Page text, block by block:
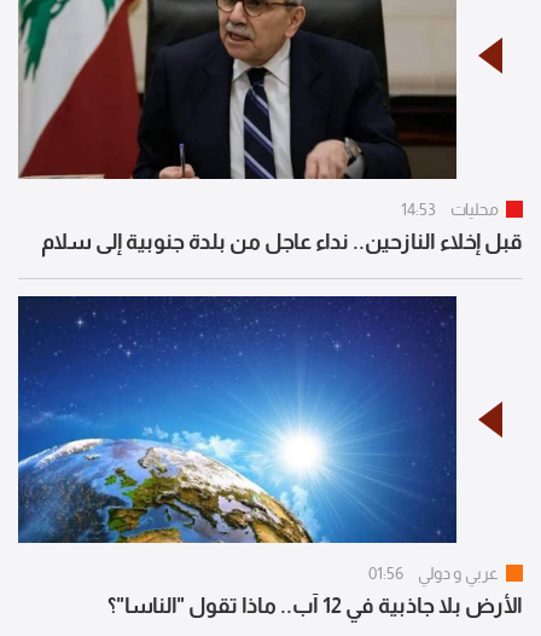
محليات 14:53
قبل إخلاء النازحين.. نداء عاجل من بلدة جنوبية إلى سلام
عربي و دولي 01:56
الأرض بلا جاذبية في 12 آب.. ماذا تقول "الناسا"؟